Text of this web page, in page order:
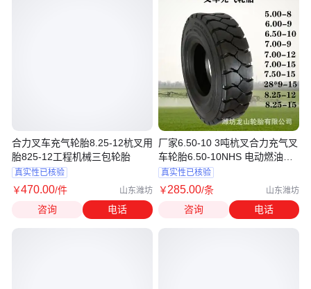
合力叉车充气轮胎8.25-12杭叉用
胎825-12工程机械三包轮胎
真实性已核验
￥470.00/件 山东潍坊
咨询 电话
厂家6.50-10 3吨杭叉合力充气叉
车轮胎6.50-10NHS 电动燃油叉
车胎
真实性已核验
￥285.00/条 山东潍坊
咨询 电话